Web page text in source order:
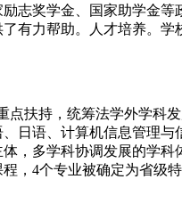
志奖学金、国家助学金
有力帮助。人才培养。
扶持，统筹法学外学科
日语、计算机信息管理
，多学科协调发展的学科
4个专业被确定为省级